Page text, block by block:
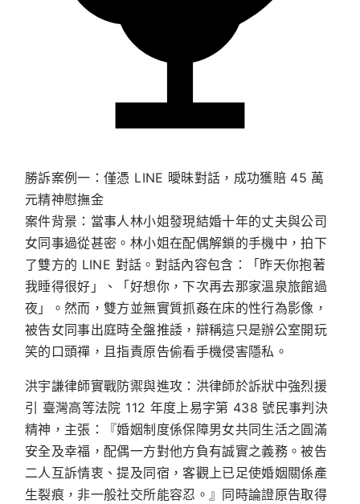
勝訴案例一：僅憑 LINE 曖昧對話，成功獲賠 45 萬
元精神慰撫金
案件背景： 當事人林小姐發現結婚十年的丈夫與公司
女同事過從甚密。林小姐在配偶解鎖的手機中，拍下
了雙方的 LINE 對話。對話內容包含：「昨天你抱著
我睡得很好」、「好想你，下次再去那家溫泉旅館過
夜」。然而，雙方並無實質抓姦在床的性行為影像，
被告女同事出庭時全盤推諉，辯稱這只是辦公室開玩
笑的口頭禪，且指責原告偷看手機侵害隱私。
洪宇謙律師實戰防禦與進攻： 洪律師於訴狀中強烈援
引 臺灣高等法院 112 年度上易字第 438 號民事判決
精神，主張：『婚姻制度係保障男女共同生活之圓滿
安全及幸福，配偶一方對他方負有誠實之義務。被告
二人互訴情衷、提及同宿，客觀上已足使婚姻關係產
生裂痕，非一般社交所能容忍。』同時論證原告取得